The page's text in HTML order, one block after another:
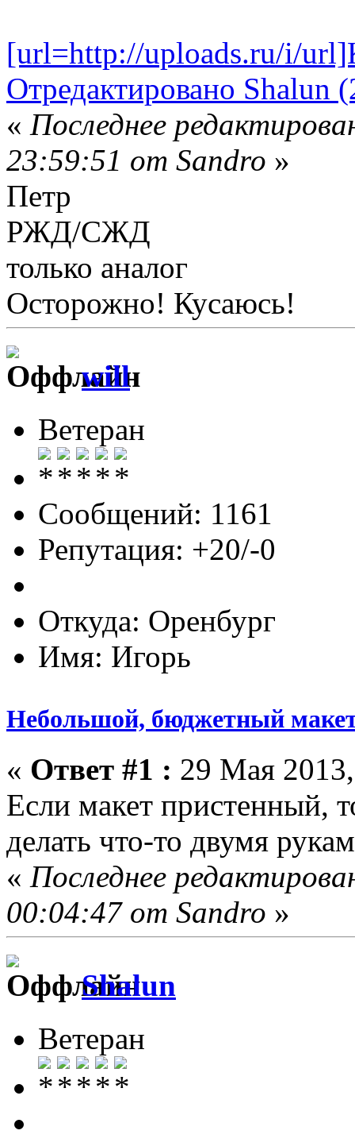
[url=http://uploads.ru/i/
Отредактировано Shalun
« Последнее
23:59:51 от Sandro »
Петр
РЖД/СЖД
только аналог
Осторожно! Кусаюсь!
will
Ветеран
Сообщений: 1161
Репутация: +20/-0
Откуда: Оренбург
Имя: Игорь
Небольшой, бюджетный
« Ответ #1 : 29 Мая
Если макет пристенный,
делать что-то двумя
« Последнее
00:04:47 от Sandro »
Shalun
Ветеран